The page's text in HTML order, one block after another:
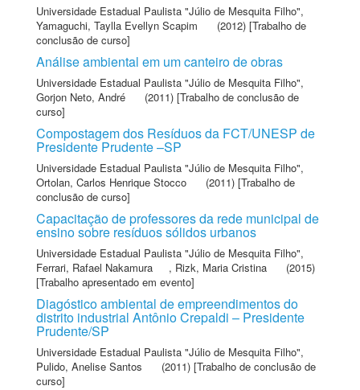
Universidade Estadual Paulista "Júlio de Mesquita Filho",
Yamaguchi, Taylla Evellyn Scapim
(2012) [Trabalho de
conclusão de curso]
Análise ambiental em um canteiro de obras
Universidade Estadual Paulista "Júlio de Mesquita Filho",
Gorjon Neto, André
(2011) [Trabalho de conclusão de
curso]
Compostagem dos Resíduos da FCT/UNESP de
Presidente Prudente –SP
Universidade Estadual Paulista "Júlio de Mesquita Filho",
Ortolan, Carlos Henrique Stocco
(2011) [Trabalho de
conclusão de curso]
Capacitação de professores da rede municipal de
ensino sobre resíduos sólidos urbanos
Universidade Estadual Paulista "Júlio de Mesquita Filho",
Ferrari, Rafael Nakamura
, Rizk, Maria Cristina
(2015)
[Trabalho apresentado em evento]
Diagóstico ambiental de empreendimentos do
distrito industrial Antônio Crepaldi – Presidente
Prudente/SP
Universidade Estadual Paulista "Júlio de Mesquita Filho",
Pulido, Anelise Santos
(2011) [Trabalho de conclusão de
curso]